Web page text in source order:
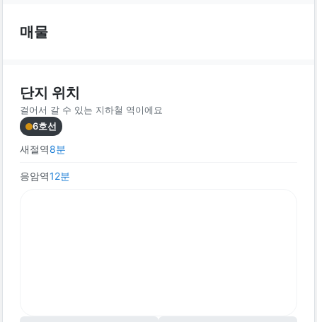
매물
단지 위치
걸어서 갈 수 있는 지하철 역이에요
6호선
새절역8분
응암역12분